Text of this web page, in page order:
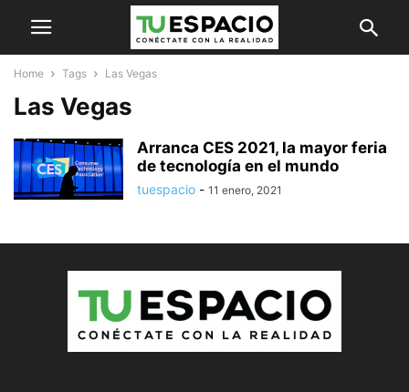
Home Tags Las Vegas
Las Vegas
Arranca CES 2021, la mayor feria
de tecnología en el mundo
tuespacio - 11 enero, 2021